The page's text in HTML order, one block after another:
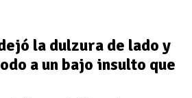
la dulzura de lado y
a un bajo insulto que